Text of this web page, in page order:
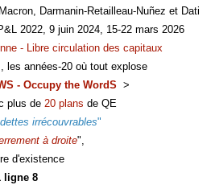
Darmanin-Retailleau-Nuñez et Dati
2022, 9 juin 2024, 15-22 mars 2026
- Libre circulation des capitaux
, les années-20 où tout explose
- Occupy the WordS >
plus de 20 plans de QE
irrécouvrables"
à droite",
d'existence
ligne 8